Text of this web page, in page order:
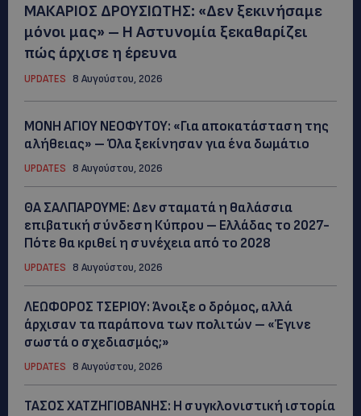
ΜΑΚΑΡΙΟΣ ΔΡΟΥΣΙΩΤΗΣ: «Δεν ξεκινήσαμε
μόνοι μας» – Η Αστυνομία ξεκαθαρίζει
πώς άρχισε η έρευνα
UPDATES 8 Αυγούστου, 2026
ΜΟΝΗ ΑΓΙΟΥ ΝΕΟΦΥΤΟΥ: «Για αποκατάσταση της
αλήθειας» – Όλα ξεκίνησαν για ένα δωμάτιο
UPDATES 8 Αυγούστου, 2026
ΘΑ ΣΑΛΠΑΡΟΥΜΕ: Δεν σταματά η θαλάσσια
επιβατική σύνδεση Κύπρου – Ελλάδας το 2027-
Πότε θα κριθεί η συνέχεια από το 2028
UPDATES 8 Αυγούστου, 2026
ΛΕΩΦΟΡΟΣ ΤΣΕΡΙΟΥ: Άνοιξε ο δρόμος, αλλά
άρχισαν τα παράπονα των πολιτών – «Έγινε
σωστά ο σχεδιασμός;»
UPDATES 8 Αυγούστου, 2026
ΤΑΣΟΣ ΧΑΤΖΗΓΙΟΒΑΝΗΣ: Η συγκλονιστική ιστορία